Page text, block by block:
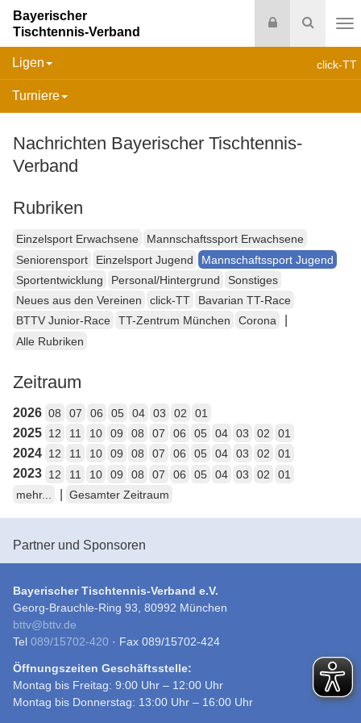
Suche
Login
Bayerischer
Tischtennis-Verband
click-TT
Ligen
Turniere
Nachrichten Bayerischer Tischtennis-
Verband
Rubriken
Einzelsport Erwachsene
Mannschaftssport Erwachsene
Seniorensport
Einzelsport Jugend
Mannschaftssport Jugend
Sportentwicklung
Personal/Hintergrund
Sonstiges
Neues aus den Vereinen
click-TT
Bavarian TT-Race
BTTV Junior-Race
TT-Zentrum München Corona
Alle Rubriken
Zeitraum
2026 08 07 06 05 04 03 02 01
2025 12 11 10 09 08 07 06 05 04 03 02 01
2024 12 11 10 09 08 07 06 05 04 03 02 01
2023 12 11 10 09 08 07 06 05 04 03 02
01
mehr...
Gesamter Zeitraum
Partner und Sponsoren
Bayerischer Tischtennis-Verband e.V.
Georg-Brauchle-Ring 93, 80992 München
bttv@bttv.de
Tel 089/15702-420 · Fax 089/15702-424
Öffnungszeiten Geschäftsstelle:
Montag bis Freitag: 9:00 Uhr – 12:00 Uhr
Montag bis Donnerstag: 13:00 Uhr – 16:00 Uhr